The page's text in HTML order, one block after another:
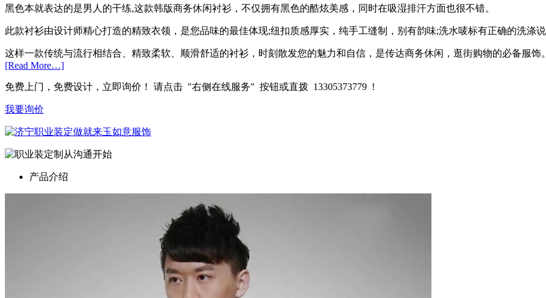
黑色本就表达的是男人的干练,这款韩版商务休闲衬衫，不仅拥有黑色的酷炫美感，同时在吸湿排汗方面也很不错。
此款衬衫由设计师精心打造的精致衣领，是您品味的最佳体现;纽扣质感厚实，纯手工缝制，别有韵味;洗水唛标有正确的洗涤
这样一款传统与流行相结合、精致柔软、顺滑舒适的衬衫，时刻散发您的魅力和自信，是传达商务休闲，逛街购物的必备服饰
[Read More…]
免费上门，免费设计，立即询价！ 请点击 "右侧在线服务" 按钮或直拨 13305373779 !
我要询价
产品介绍